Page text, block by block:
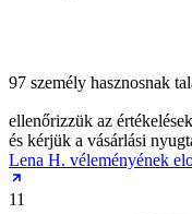
97 személy hasznosnak
ellenőrizzük az
és kérjük a vásárlási
Lena H. véleményének
11